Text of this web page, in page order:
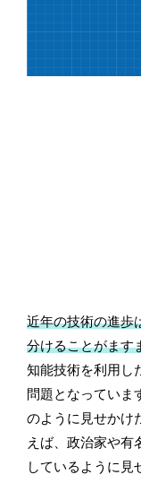
近年の技術の進歩
分けることがます
知能技術を利用し
問題となっていま
のように見せかけ
えば、政治家や有
しているように見